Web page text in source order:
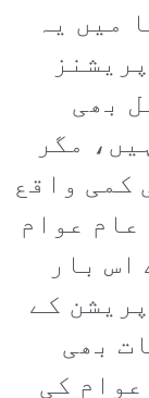
میں یہ
بھی
مگر
کمی واقع
عوام
اس بار
کے
بھی
کی